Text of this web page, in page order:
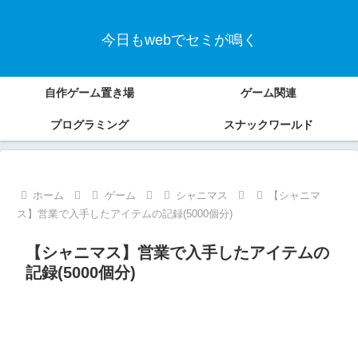
今日もwebでセミが鳴く
自作ゲーム置き場 ゲーム関連
プログラミング スナックワールド
ホーム ゲーム シャニマス
【シャニマ
ス】営業で入手したアイテムの記録(5000個分)
【シャニマス】営業で入手したアイテムの
記録(5000個分)